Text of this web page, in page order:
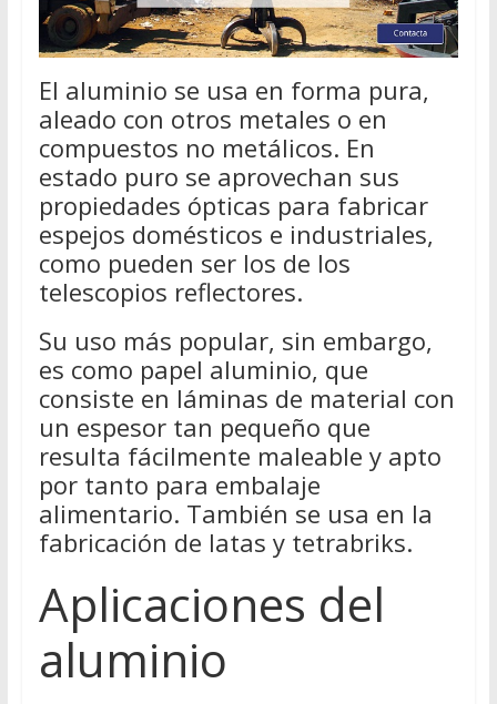
El aluminio se usa en forma pura,
aleado con otros metales o en
compuestos no metálicos. En
estado puro se aprovechan sus
propiedades ópticas para fabricar
espejos domésticos e industriales,
como pueden ser los de los
telescopios reflectores.
Su uso más popular, sin embargo,
es como papel aluminio, que
consiste en láminas de material con
un espesor tan pequeño que
resulta fácilmente maleable y apto
por tanto para embalaje
alimentario. También se usa en la
fabricación de latas y tetrabriks.
Aplicaciones del
aluminio